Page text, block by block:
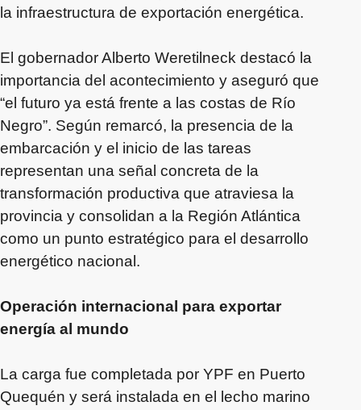
la infraestructura de exportación energética.
El gobernador Alberto Weretilneck destacó la
importancia del acontecimiento y aseguró que
“el futuro ya está frente a las costas de Río
Negro”. Según remarcó, la presencia de la
embarcación y el inicio de las tareas
representan una señal concreta de la
transformación productiva que atraviesa la
provincia y consolidan a la Región Atlántica
como un punto estratégico para el desarrollo
energético nacional.
Operación internacional para exportar
energía al mundo
La carga fue completada por YPF en Puerto
Quequén y será instalada en el lecho marino